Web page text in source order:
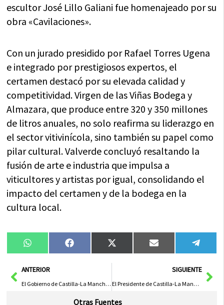
escultor José Lillo Galiani fue homenajeado por su
obra «Cavilaciones».
Con un jurado presidido por Rafael Torres Ugena
e integrado por prestigiosos expertos, el
certamen destacó por su elevada calidad y
competitividad. Virgen de las Viñas Bodega y
Almazara, que produce entre 320 y 350 millones
de litros anuales, no solo reafirma su liderazgo en
el sector vitivinícola, sino también su papel como
pilar cultural. Valverde concluyó resaltando la
fusión de arte e industria que impulsa a
viticultores y artistas por igual, consolidando el
impacto del certamen y de la bodega en la
cultura local.
Compartir
en
WhatsAppCompartir
en
FacebookCompartir
en
X
(Twitter)
Compartir
en
Email
en
AntANTERIOR
El Gobierno de Castilla-La Mancha Impulsa la Recuperación de la Memoria Democrática en la Región
SIGUIENTE
El Presidente de Castilla-La Mancha Elogia la Cooperativa Virgen de las Viñas como el Proyecto Más Ambicioso de la Región
Otras Fuentes